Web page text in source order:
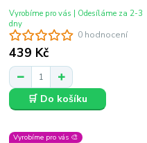
0 hodnocení
439 Kč
Vyrobíme pro vás | Odesíláme za 2-3
dny
🛒 Do košíku
Vyrobíme pro vás 🎨